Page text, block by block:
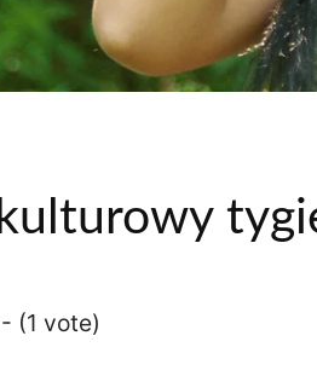
(1 vote)